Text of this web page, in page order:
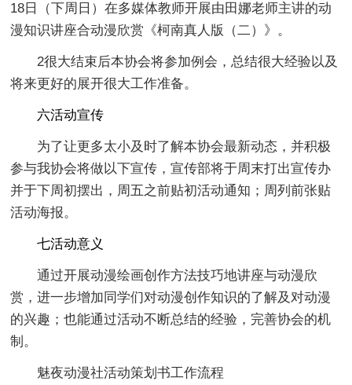
18日（下周日）在多媒体教师开展由田娜老师主讲的动
漫知识讲座合动漫欣赏《柯南真人版（二）》。
2很大结束后本协会将参加例会，总结很大经验以及
将来更好的展开很大工作准备。
六活动宣传
为了让更多太小及时了解本协会最新动态，并积极
参与我协会将做以下宣传，宣传部将于周末打出宣传办
并于下周初摆出，周五之前贴初活动通知；周列前张贴
活动海报。
七活动意义
通过开展动漫绘画创作方法技巧地讲座与动漫欣
赏，进一步增加同学们对动漫创作知识的了解及对动漫
的兴趣；也能通过活动不断总结的经验，完善协会的机
制。
魅夜动漫社活动策划书工作流程